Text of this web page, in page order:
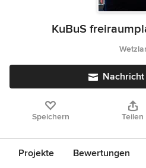
KuBuS
Speichern Teilen
Projekte Bewertungen